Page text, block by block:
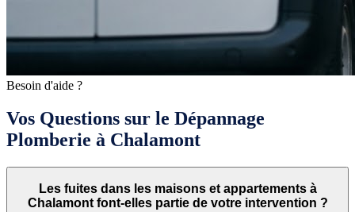
Besoin d'aide ?
Vos Questions sur le Dépannage
Plomberie à Chalamont
Les fuites dans les maisons et appartements à
Chalamont font-elles partie de votre intervention ?